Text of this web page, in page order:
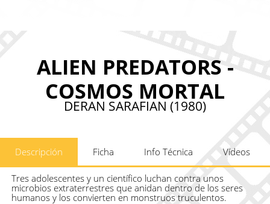
ALIEN PREDATORS -
COSMOS MORTAL
DERAN SARAFIAN (1980)
Descripción Ficha Info Técnica Vídeos
Tres adolescentes y un científico luchan contra unos
microbios extraterrestres que anidan dentro de los seres
humanos y los convierten en monstruos truculentos.